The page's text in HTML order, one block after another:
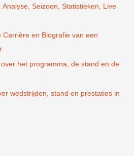
Seizoen, Statistieken, Live
Carrière en Biografie van een
het programma, de stand en de
wedstrijden, stand en prestaties in